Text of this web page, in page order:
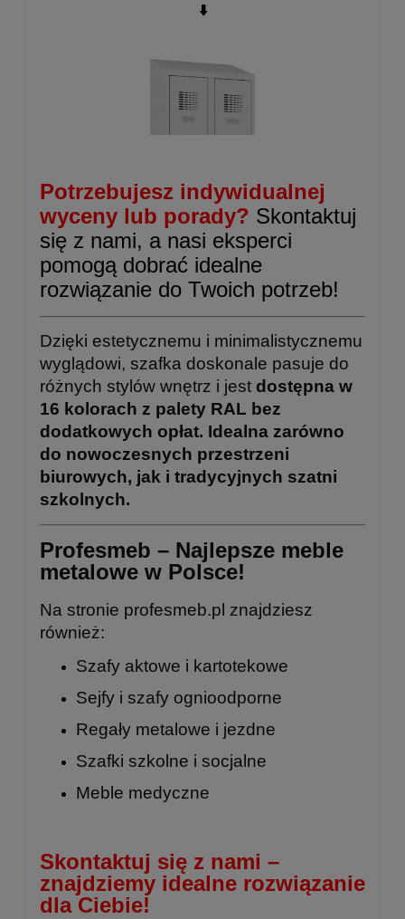
⬇️
Potrzebujesz indywidualnej
wyceny lub porady? Skontaktuj
się z nami, a nasi eksperci
pomogą dobrać idealne
rozwiązanie do Twoich potrzeb!
Dzięki estetycznemu i minimalistycznemu
wyglądowi, szafka doskonale pasuje do
różnych stylów wnętrz i jest dostępna w
16 kolorach z palety RAL bez
dodatkowych opłat. Idealna zarówno
do nowoczesnych przestrzeni
biurowych, jak i tradycyjnych szatni
szkolnych.
Profesmeb – Najlepsze meble
metalowe w Polsce!
Na stronie profesmeb.pl znajdziesz
również:
Szafy aktowe i kartotekowe
Sejfy i szafy ognioodporne
Regały metalowe i jezdne
Szafki szkolne i socjalne
Meble medyczne
Skontaktuj się z nami –
znajdziemy idealne rozwiązanie
dla Ciebie!